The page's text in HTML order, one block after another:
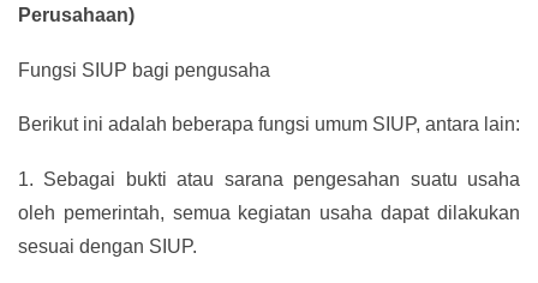
Perusahaan)
Fungsi SIUP bagi pengusaha
Berikut ini adalah beberapa fungsi umum SIUP, antara lain:
1. Sebagai bukti atau sarana pengesahan suatu usaha
oleh pemerintah, semua kegiatan usaha dapat dilakukan
sesuai dengan SIUP.